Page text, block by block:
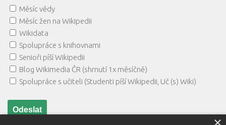
Měsíc vědy
Měsíc žen na Wikipedii
Wikidata
Spolupráce s knihovnami
Senioři píší Wikipedii
Blog Wikimedia ČR (shrnutí 1x měsíčně)
Spolupráce s učiteli (Studenti píší Wikipedii, Uč (s) Wiki)